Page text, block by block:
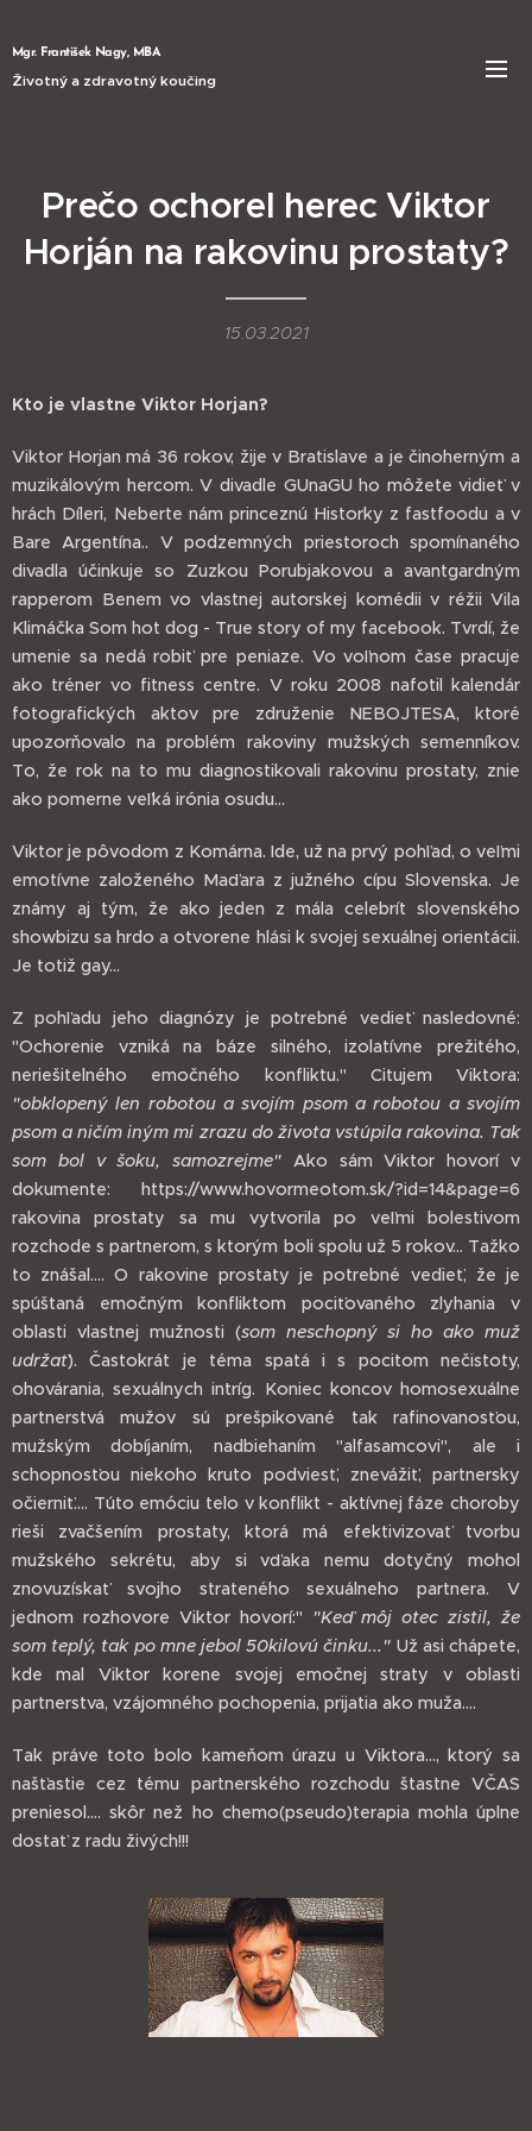
Mgr. František Nagy, MBA
Životný a zdravotný koučing
Prečo ochorel herec Viktor
Horján na rakovinu prostaty?
15.03.2021
Kto je vlastne Viktor Horjan?
Viktor Horjan má 36 rokov, žije v Bratislave a je činoherným a
muzikálovým hercom. V divadle GUnaGU ho môžete vidieť v
hrách Díleri, Neberte nám princeznú Historky z fastfoodu a v
Bare Argentína.. V podzemných priestoroch spomínaného
divadla účinkuje so Zuzkou Porubjakovou a avantgardným
rapperom Benem vo vlastnej autorskej komédii v réžii Vila
Klimáčka Som hot dog - True story of my facebook. Tvrdí, že
umenie sa nedá robiť pre peniaze. Vo voľnom čase pracuje
ako tréner vo fitness centre. V roku 2008 nafotil kalendár
fotografických aktov pre združenie NEBOJTESA, ktoré
upozorňovalo na problém rakoviny mužských semenníkov.
To, že rok na to mu diagnostikovali rakovinu prostaty, znie
ako pomerne veľká irónia osudu...
Viktor je pôvodom z Komárna. Ide, už na prvý pohľad, o veľmi
emotívne založeného Maďara z južného cípu Slovenska. Je
známy aj tým, že ako jeden z mála celebrít slovenského
showbizu sa hrdo a otvorene hlási k svojej sexuálnej orientácii.
Je totiž gay...
Z pohľadu jeho diagnózy je potrebné vedieť nasledovné:
"Ochorenie vzniká na báze silného, izolatívne prežitého,
neriešitelného emočného konfliktu." Citujem Viktora:
"obklopený len robotou a svojím psom a robotou a svojím
psom a ničím iným mi zrazu do života vstúpila rakovina. Tak
som bol v šoku, samozrejme" Ako sám Viktor hovorí v
dokumente: https://www.hovormeotom.sk/?id=14&page=6
rakovina prostaty sa mu vytvorila po veľmi bolestivom
rozchode s partnerom, s ktorým boli spolu už 5 rokov... Tažko
to znášal.... O rakovine prostaty je potrebné vedieť, že je
spúštaná emočným konfliktom pociťovaného zlyhania v
oblasti vlastnej mužnosti (som neschopný si ho ako muž
udržať). Častokrát je téma spatá i s pocitom nečistoty,
ohovárania, sexuálnych intríg. Koniec koncov homosexuálne
partnerstvá mužov sú prešpikované tak rafinovanosťou,
mužským dobíjaním, nadbiehaním "alfasamcovi", ale i
schopnosťou niekoho kruto podviesť, znevážiť, partnersky
očierniť.... Túto emóciu telo v konflikt - aktívnej fáze choroby
rieši zvačšením prostaty, ktorá má efektivizovať tvorbu
mužského sekrétu, aby si vďaka nemu dotyčný mohol
znovuzískať svojho strateného sexuálneho partnera. V
jednom rozhovore Viktor hovorí:"
"Keď môj otec zistil, že
som teplý, tak po mne jebol 50kilovú činku..." Už asi chápete,
kde mal Viktor korene svojej emočnej straty v oblasti
partnerstva, vzájomného pochopenia, prijatia ako muža....
Tak práve toto bolo kameňom úrazu u Viktora..., ktorý sa
našťastie cez tému partnerského rozchodu štastne VČAS
preniesol.... skôr než ho chemo(pseudo)terapia mohla úplne
dostať z radu živých!!!